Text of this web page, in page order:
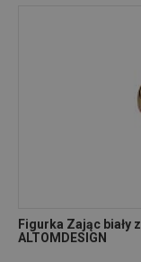
Figurka Zając biały
ALTOMDESIGN